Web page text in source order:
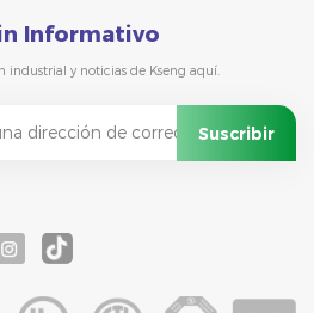
Informativo
industrial y noticias de Kseng aquí.